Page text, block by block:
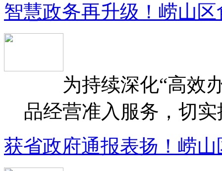
智慧政务再升级！崂山
为持续深化“高效办
品经营准入服务，切
获省政府通报表扬！崂